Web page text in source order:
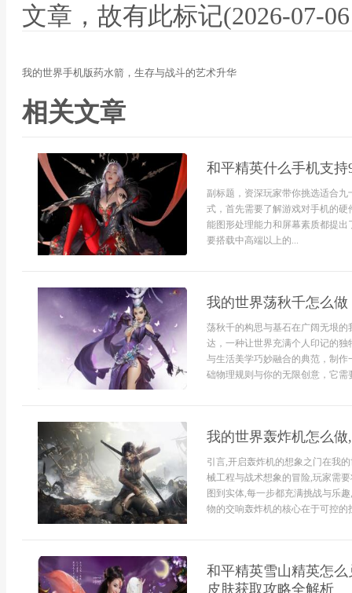
文章，故有此标记(2026-07-
我的世界手机版药水箭，生存与战斗的艺术升华
相关文章
和平精英什么手机支
副标题，资深玩家带你挑选适合
式，首先需要了解游戏对手机的
能图形处理能力和屏幕素质都提
要搭载中高端以上的...
我的世界荡秋千怎么
荡秋千的构思与基石在广阔无垠
达，一种让世界充满个人印记的
与生活美学巧妙融合的典范，制
础物理规则与你的无限创意，它需
我的世界轰炸机怎么
引言,开启轰炸机的想象之门在我
械工程与战术想象的冒险,玩家需
图到实体,每一步都充满挑战与乐
物的交响轰炸机的核心在于可控的
和平精英雪山精英怎
皮肤获取攻略全解析